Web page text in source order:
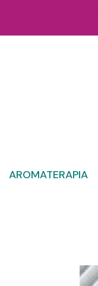
AROMATERAPIA